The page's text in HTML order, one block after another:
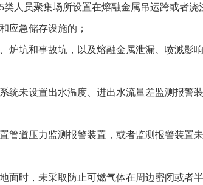
人员聚集场所设置在熔融金属吊运跨或者浇
应急储存设施的；
炉坑和事故坑，以及熔融金属泄漏、喷溅
统未设置出水温度、进出水流量差监测报警
管道压力监测报警装置，或者监测报警装置
面时，未采取防止可燃气体在周边密闭或者